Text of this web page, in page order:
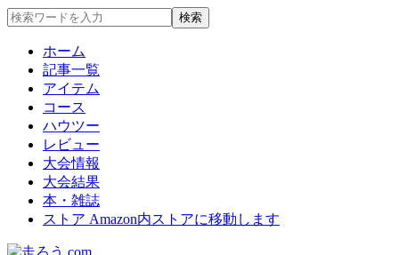
ホーム
記事一覧
アイテム
コース
ハウツー
レビュー
大会情報
大会結果
本・雑誌
ストア Amazon内ストアに移動します